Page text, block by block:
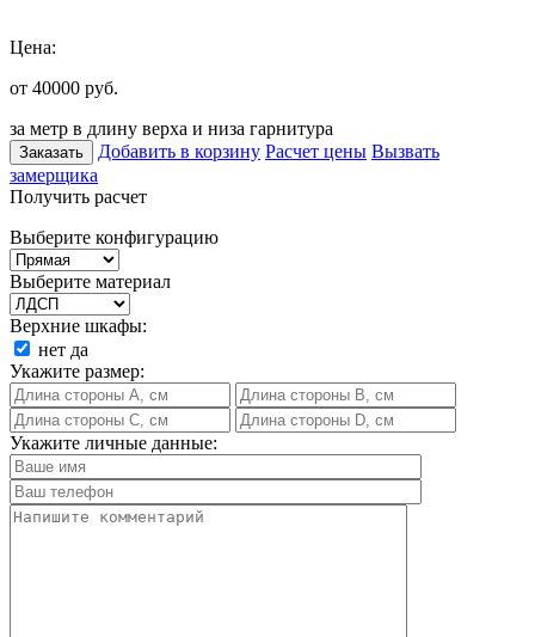
Цена:
от 40000 руб.
за метр в длину верха и низа гарнитура
Заказать Добавить в корзину Расчет цены Вызвать
замерщика
Получить расчет
Выберите конфигурацию
Выберите материал
Верхние шкафы:
нет да
Укажите размер:
Укажите личные данные: